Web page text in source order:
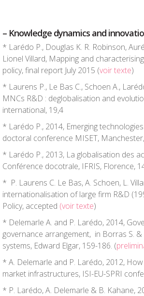
– Knowledge dynamics and
* Larédo P., Douglas K. R. Robinson,
Lionel Villard, Mapping and
policy, final report July 2015 (voir texte)
* Laurens P., Le Bas C., Schoen A.,
MNCs R&D : deglobalisation and
international, 19,4
* Larédo P., 2014, Emerging
doctoral conference MISET,
* Larédo P., 2013, La globalisation des
Conférence docotrale, IFRIS, Florence,
* P. Laurens C. Le Bas, A. Schoen, L.
internationalisation of large firm R&D
Policy, accepted (voir texte)
* Delemarle A. and P. Larédo, 2014,
governance arrangement, in Borras S.
systems, Edward Elgar, 159-186. (
* A. Delemarle and P. Larédo, 2012,
market infrastructures, ISI-EU-SPRI
* P. Larédo, A. Delemarle & B. Kahane,